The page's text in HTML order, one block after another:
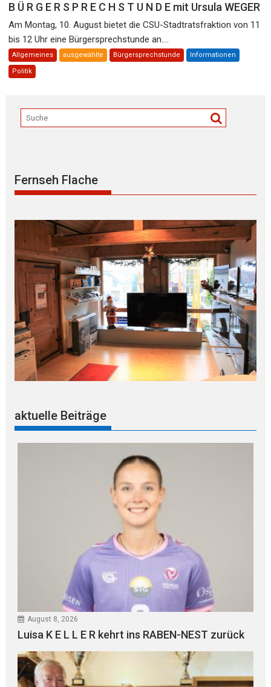
B Ü R G E R S P R E C H S T U N D E mit Ursula WEGER
Am Montag, 10. August bietet die CSU-Stadtratsfraktion von 11
bis 12 Uhr eine Bürgersprechstunde an....
Allgemeines ausgewählte Bürgersprechstunde Informationen
Politik
Fernseh Flache
aktuelle Beiträge
August 8, 2026
Luisa K E L L E R kehrt ins RABEN-NEST zurück